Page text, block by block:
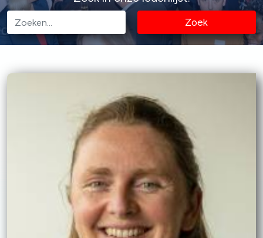
Zoek